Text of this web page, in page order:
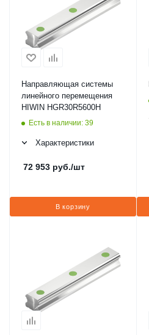
Направляющая системы
линейного перемещения
HIWIN HGR30R5600H
Есть в наличии: 39
Характеристики
72 953 руб./шт
В корзину